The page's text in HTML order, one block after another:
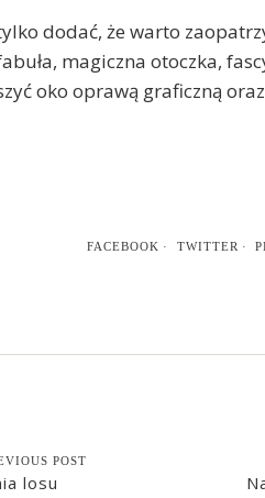
dodać, że warto
magiczna otoczka,
oko oprawą graficzną
FACEBOOK TWITTER
POST
losu